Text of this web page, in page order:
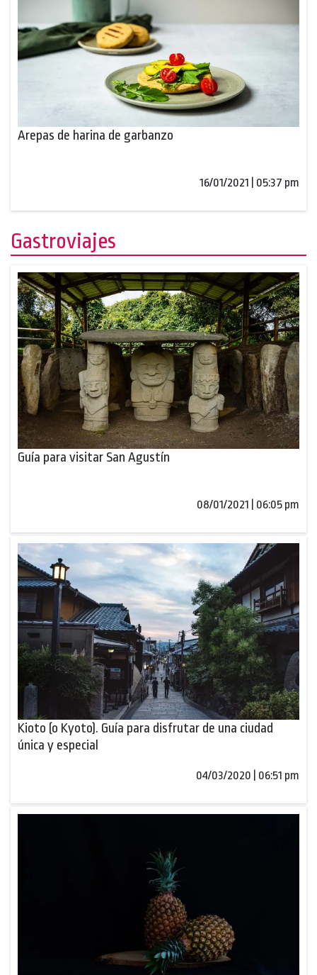
Arepas de harina de garbanzo
16/01/2021 | 05:37 pm
Gastroviajes
Guía para visitar San Agustín
08/01/2021 | 06:05 pm
Kioto (o Kyoto). Guía para disfrutar de una ciudad
única y especial
04/03/2020 | 06:51 pm